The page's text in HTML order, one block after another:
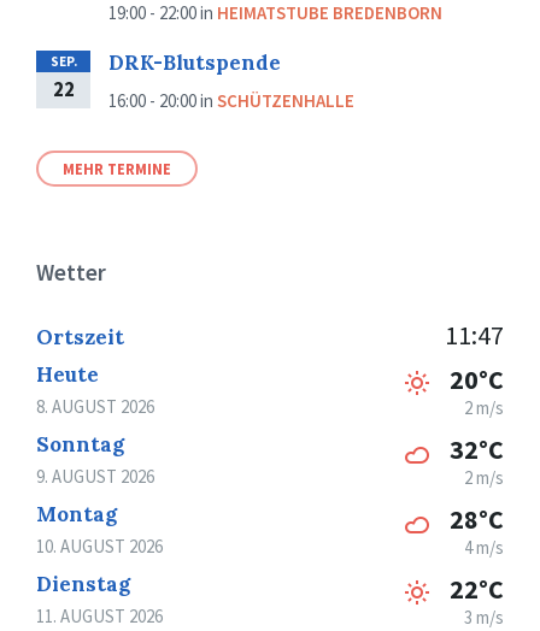
19:00 - 22:00in HEIMATSTUBE BREDENBORN
SEP.
22
DRK-Blutspende
16:00 - 20:00in SCHÜTZENHALLE
MEHR TERMINE
Wetter
Ortszeit 11:47
Heute
8. AUGUST 2026
20°C
2 m/s
Sonntag
9. AUGUST 2026
32°C
2 m/s
Montag
10. AUGUST 2026
28°C
4 m/s
Dienstag
11. AUGUST 2026
22°C
3 m/s